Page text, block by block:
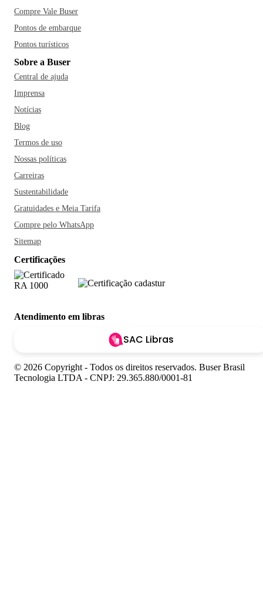
Compre Vale Buser
Pontos de embarque
Pontos turísticos
Sobre a Buser
Central de ajuda
Imprensa
Notícias
Blog
Termos de uso
Nossas políticas
Carreiras
Sustentabilidade
Gratuidades e Meia Tarifa
Compre pelo WhatsApp
Sitemap
Certificações
Atendimento em libras
SAC Libras
© 2026 Copyright - Todos os direitos reservados. Buser Brasil
Tecnologia LTDA - CNPJ: 29.365.880/0001-81